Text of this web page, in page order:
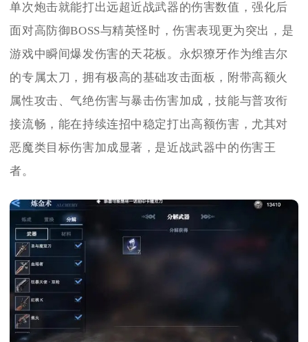
单次炮击就能打出远超近战武器的伤害数值，强化后
面对高防御BOSS与精英怪时，伤害表现更为突出，是
游戏中瞬间爆发伤害的天花板。永炽獠牙作为维吉尔
的专属太刀，拥有极高的基础攻击面板，附带高额火
属性攻击、气绝伤害与暴击伤害加成，技能与普攻衔
接流畅，能在持续连招中稳定打出高额伤害，尤其对
恶魔类目标伤害加成显著，是近战武器中的伤害王
者。